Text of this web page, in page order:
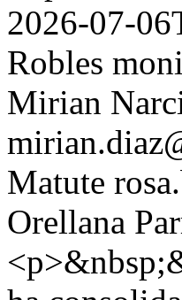
2026-07-
Robles
Mirian
Matute
Orellana